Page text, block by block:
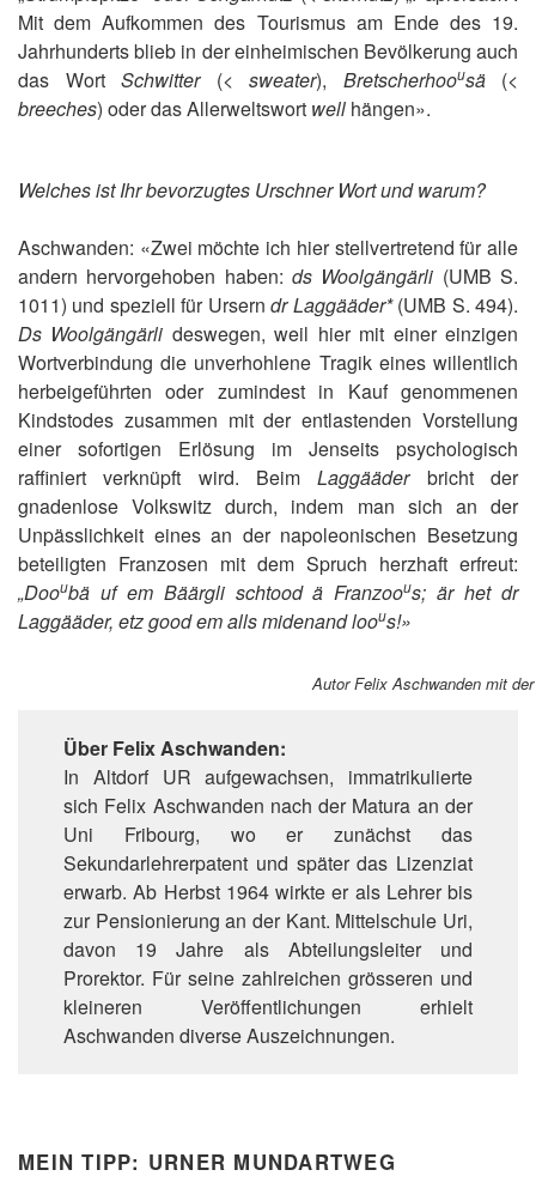
Mit dem Aufkommen des Tourismus am Ende des 19.
Jahrhunderts blieb in der einheimischen Bevölkerung auch
das Wort Schwitter (< sweater), Bretscherhoousä (<
breeches) oder das Allerweltswort well hängen».
Welches ist Ihr bevorzugtes Urschner Wort und warum?
Aschwanden: «Zwei möchte ich hier stellvertretend für alle
andern hervorgehoben haben: ds Woolgängärli (UMB S.
1011) und speziell für Urserndr Laggääder*(UMB S. 494).
Ds Woolgängärli deswegen, weil hier mit einer einzigen
Wortverbindung die unverhohlene Tragik eines willentlich
herbeigeführten oder zumindest in Kauf genommenen
Kindstodes zusammen mit der entlastenden Vorstellung
einer sofortigen Erlösung im Jenseits psychologisch
raffiniert verknüpft wird. BeimLaggääder bricht der
gnadenlose Volkswitz durch, indem man sich an der
Unpässlichkeit eines an der napoleonischen Besetzung
beteiligten Franzosen mit dem Spruch herzhaft erfreut:
„Dooubä uf em Bäärgli schtood ä Franzoous; är het dr
Laggääder, etz good em alls midenand loous!»
Autor Felix Aschwanden mit
Über Felix Aschwanden:
In Altdorf UR aufgewachsen, immatrikulierte
sich Felix Aschwanden nach der Matura an der
Uni Fribourg, wo er zunächst das
Sekundarlehrerpatent und später das Lizenziat
erwarb. Ab Herbst 1964 wirkte er als Lehrer bis
zur Pensionierung an der Kant. Mittelschule Uri,
davon 19 Jahre als Abteilungsleiter und
Prorektor. Für seine zahlreichen grösseren und
kleineren Veröffentlichungen erhielt
Aschwanden diverse Auszeichnungen.
MEIN TIPP: URNER MUNDARTWEG